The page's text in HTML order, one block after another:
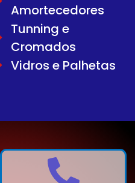
Amortecedores
Tunning e
Cromados
Vidros e Palhetas